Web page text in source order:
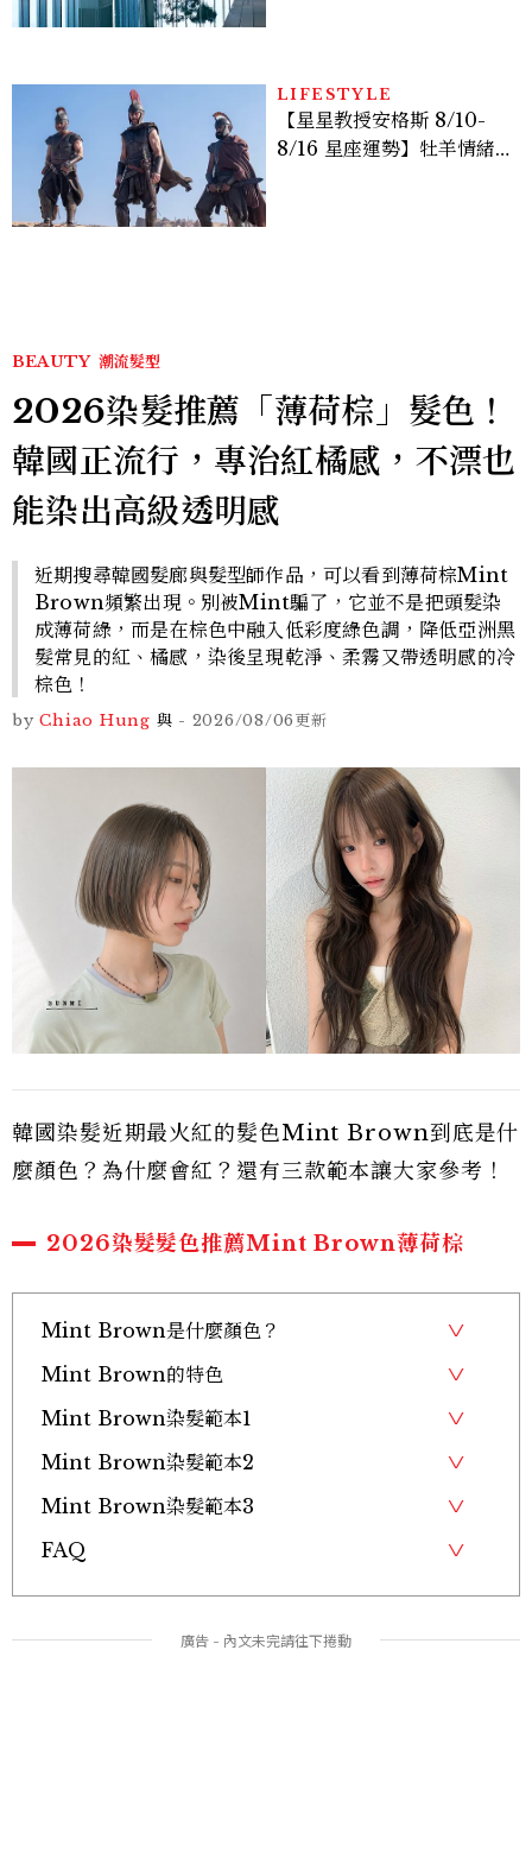
LIFESTYLE
【星星教授安格斯 8/10-
8/16 星座運勢】牡羊情緒
BEAUTY 潮流髮型
2026染髮推薦「薄荷棕」髮色！
韓國正流行，專治紅橘感，不漂也
能染出高級透明感
近期搜尋韓國髮廊與髮型師作品，可以看到薄荷棕Mint
Brown頻繁出現。別被Mint騙了，它並不是把頭髮染
成薄荷綠，而是在棕色中融入低彩度綠色調，降低亞洲黑
髮常見的紅、橘感，染後呈現乾淨、柔霧又帶透明感的冷
棕色！
by Chiao Hung 與 - 2026/08/06更新
韓國染髮近期最火紅的髮色Mint Brown到底是什
麼顏色？為什麼會紅？還有三款範本讓大家參考！
2026染髮髮色推薦Mint Brown薄荷棕
Mint Brown是什麼顏色？
Mint Brown的特色
Mint Brown染髮範本1
Mint Brown染髮範本2
Mint Brown染髮範本3
FAQ